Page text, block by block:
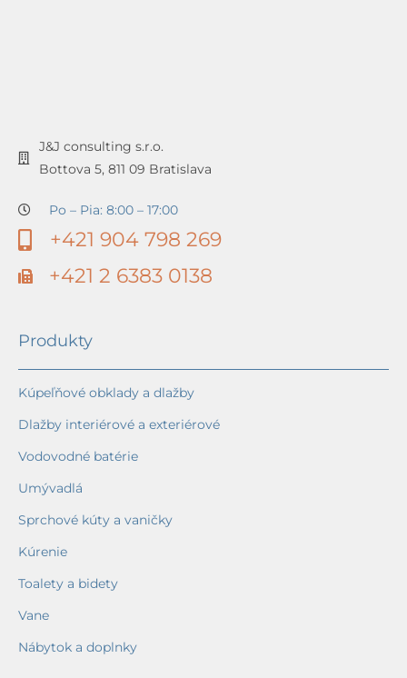
J&J consulting s.r.o.
Bottova 5, 811 09 Bratislava
Po – Pia: 8:00 – 17:00
+421 904 798 269
+421 2 6383 0138
Produkty
Kúpeľňové obklady a dlažby
Dlažby interiérové a exteriérové
Vodovodné batérie
Umývadlá
Sprchové kúty a vaničky
Kúrenie
Toalety a bidety
Vane
Nábytok a doplnky